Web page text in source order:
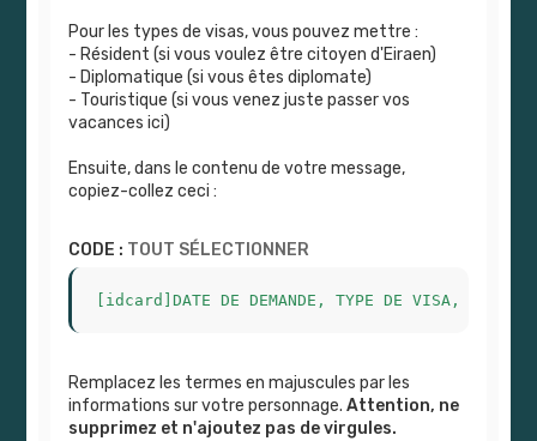
Pour les types de visas, vous pouvez mettre :
- Résident (si vous voulez être citoyen d'Eiraen)
- Diplomatique (si vous êtes diplomate)
- Touristique (si vous venez juste passer vos
vacances ici)
Ensuite, dans le contenu de votre message,
copiez-collez ceci :
CODE : TOUT SÉLECTIONNER
[idcard]DATE DE DEMANDE, TYPE DE VISA, URL
Remplacez les termes en majuscules par les
informations sur votre personnage.Attention, ne
supprimez et n'ajoutez pas de virgules.